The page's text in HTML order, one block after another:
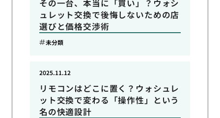
その一台、本当に「買い」？ウォシ
ュレット交換で後悔しないための店
選びと価格交渉術
未分類
リモコンはどこに置く？ウォシュレ
ット交換で変わる「操作性」という
名の快適設計
2025.11.12